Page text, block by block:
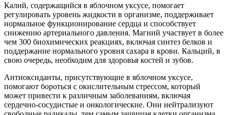
Калий, содержащийся в яблочном уксусе, помогает
регулировать уровень жидкости в организме, поддерживает
нормальное функционирование сердца и способствует
снижению артериального давления. Магний участвует в более
чем 300 биохимических реакциях, включая синтез белков и
поддержание нормального уровня сахара в крови. Кальций, в
свою очередь, необходим для здоровья костей и зубов.
Антиоксиданты, присутствующие в яблочном уксусе,
помогают бороться с окислительным стрессом, который
может привести к различным заболеваниям, включая
сердечно-сосудистые и онкологические. Они нейтрализуют